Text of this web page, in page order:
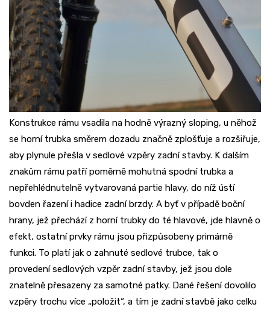
Konstrukce rámu vsadila na hodně výrazný sloping, u něhož
se horní trubka směrem dozadu značně zplošťuje a rozšiřuje,
aby plynule přešla v sedlové vzpěry zadní stavby. K dalším
znakům rámu patří poměrně mohutná spodní trubka a
nepřehlédnutelně vytvarovaná partie hlavy, do níž ústí
bovden řazení i hadice zadní brzdy. A byť v případě boční
hrany, jež přechází z horní trubky do té hlavové, jde hlavně o
efekt, ostatní prvky rámu jsou přizpůsobeny primárně
funkci. To platí jak o zahnuté sedlové trubce, tak o
provedení sedlových vzpěr zadní stavby, jež jsou dole
znatelně přesazeny za samotné patky. Dané řešení dovolilo
vzpěry trochu více „položit“, a tím je zadní stavbě jako celku